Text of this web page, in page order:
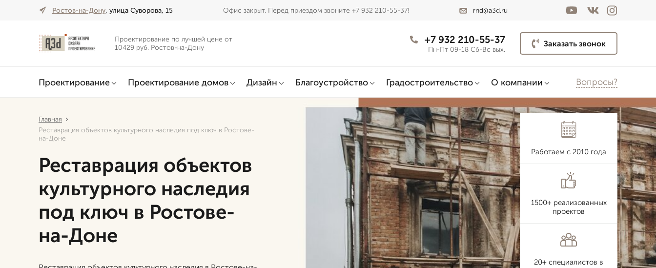
Ростов-на-Дону, улица Суворова, 15 Офис закрыт. Перед приездом звоните +7 932 210-55-37! rnd@a3d.ru
Проектирование по лучшей цене от
10429 руб. Ростов-на-Дону
+7 932 210-55-37
Пн-Пт 09-18 Сб-Вс вых.
Заказать звонок
Проектирование Проектирование домов Дизайн Благоустройство Градостроительство О компании Вопросы?
Главная
Реставрация объектов культурного наследия под ключ в Ростове-
на-Доне
Реставрация объектов
культурного наследия
под ключ в Ростове-
на-Доне
Работаем с 2010 года
1500+ реализованных
проектов
20+ специалистов в